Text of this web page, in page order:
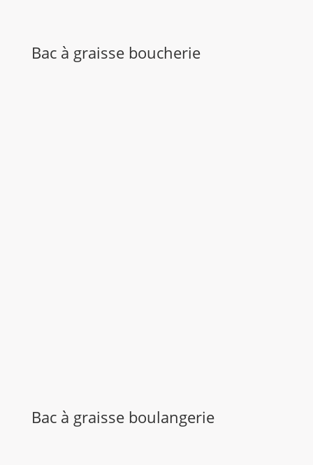
Bac à graisse boucherie
Bac à graisse boulangerie